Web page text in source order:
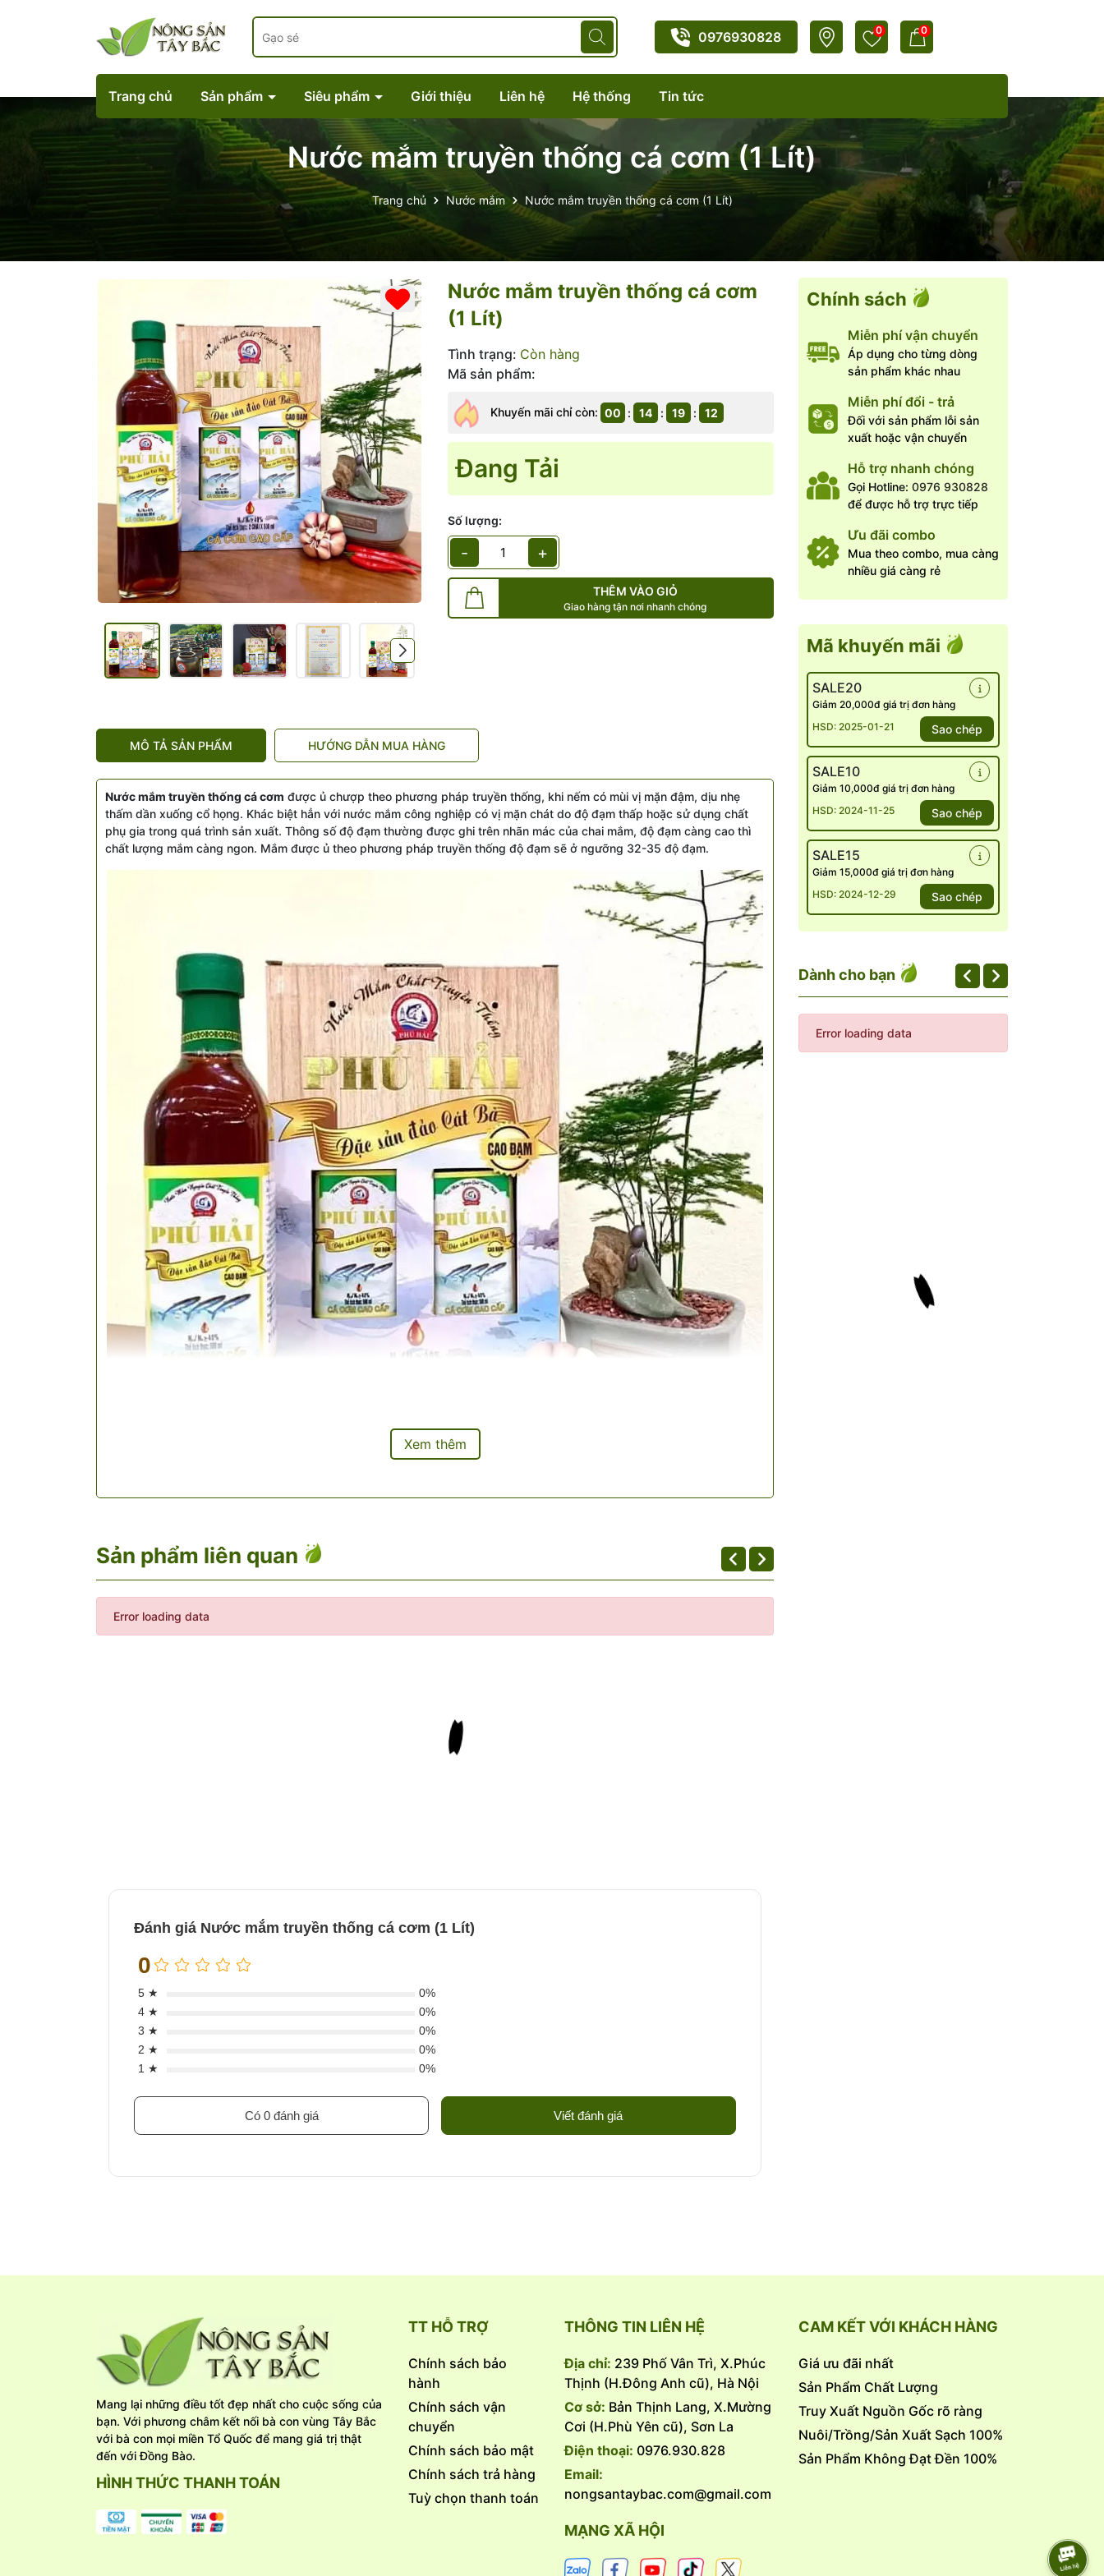
0976930828 0 0
Trang chủ Sản phẩm Siêu phẩm Giới thiệu Liên hệ Hệ thống Tin tức
Nước mắm truyền thống cá cơm (1 Lít)
Trang chủ Nước mắm Nước mắm truyền thống cá cơm (1 Lít)
Nước mắm truyền thống cá cơm
(1 Lít)
Tình trạng: Còn hàng
Mã sản phẩm:
Khuyến mãi chỉ còn: 00 : 14 : 19 : 11
Đang Tải
Số lượng:
- +
THÊM VÀO GIỎ
Giao hàng tận nơi nhanh chóng
MÔ TẢ SẢN PHẨM HƯỚNG DẪN MUA HÀNG
Nước mắm truyền thống cá cơm được ủ chượp theo phương pháp truyền thống, khi nếm có mùi vị mặn đậm, dịu nhẹ
thấm dần xuống cổ họng. Khác biệt hẳn với nước mắm công nghiệp có vị mặn chát do độ đạm thấp hoặc sử dụng chất
phụ gia trong quá trình sản xuất. Thông số độ đạm thường được ghi trên nhãn mác của chai mắm, độ đạm càng cao thì
chất lượng mắm càng ngon. Mắm được ủ theo phương pháp truyền thống độ đạm sẽ ở ngưỡng 32-35 độ đạm.
mắm truyền thống cá cơm Phú Hải cốt đặc biệt.
Chỉ tiêu chất lượng:
Hàm lượng đạm nitơ toàn phần 36 (±1)gN/l. (Độ đạm tự nhiên).
Hàm lượng đạm Acid Amin/ đạm tổng 50 %.
Màu: Hổ phách đậm – Đỏ tươi cánh gián.
Vị: Đậm đà hậu vị. Vị ngọt của đạm tự nhiên của đạm acid amin từ cá.
Xem thêm
Sản phẩm liên quan
Error loading data
Đánh giá Nước mắm truyền thống cá cơm (1 Lít)
0
5 ★
0%
4 ★
0%
3 ★
0%
2 ★
0%
1 ★
0%
Có 0 đánh giá Viết đánh giá
Chính sách
Miễn phí vận chuyển
Áp dụng cho từng dòng
sản phẩm khác nhau
Miễn phí đổi - trả
Đối với sản phẩm lỗi sản
xuất hoặc vận chuyển
Hỗ trợ nhanh chóng
Gọi Hotline: 0976 930828
để được hỗ trợ trực tiếp
Ưu đãi combo
Mua theo combo, mua càng
nhiều giá càng rẻ
Mã khuyến mãi
SALE20
Giảm 20,000đ giá trị đơn hàng
HSD: 2025-01-21
Sao chép
SALE10
Giảm 10,000đ giá trị đơn hàng
HSD: 2024-11-25
Sao chép
SALE15
Giảm 15,000đ giá trị đơn hàng
HSD: 2024-12-29
Sao chép
Mã giảm giá:
Ngày hết hạn:
Điều kiện:
Dành cho bạn
Error loading data
Mang lại những điều tốt đẹp nhất cho cuộc sống của
bạn. Với phương châm kết nối bà con vùng Tây Bắc
với bà con mọi miền Tổ Quốc để mang giá trị thật
đến với Đồng Bào.
HÌNH THỨC THANH TOÁN
TT HỖ TRỢ
Chính sách bảo
hành
Chính sách vận
chuyển
Chính sách bảo mật
Chính sách trả hàng
Tuỳ chọn thanh toán
THÔNG TIN LIÊN HỆ
Địa chỉ: 239 Phố Vân Trì, X.Phúc
Thịnh (H.Đông Anh cũ), Hà Nội
Cơ sở: Bản Thịnh Lang, X.Mường
Cơi (H.Phù Yên cũ), Sơn La
Điện thoại: 0976.930.828
Email:
nongsantaybac.com@gmail.com
MẠNG XÃ HỘI
CAM KẾT VỚI KHÁCH HÀNG
Giá ưu đãi nhất
Sản Phẩm Chất Lượng
Truy Xuất Nguồn Gốc rõ ràng
Nuôi/Trồng/Sản Xuất Sạch 100%
Sản Phẩm Không Đạt Đền 100%